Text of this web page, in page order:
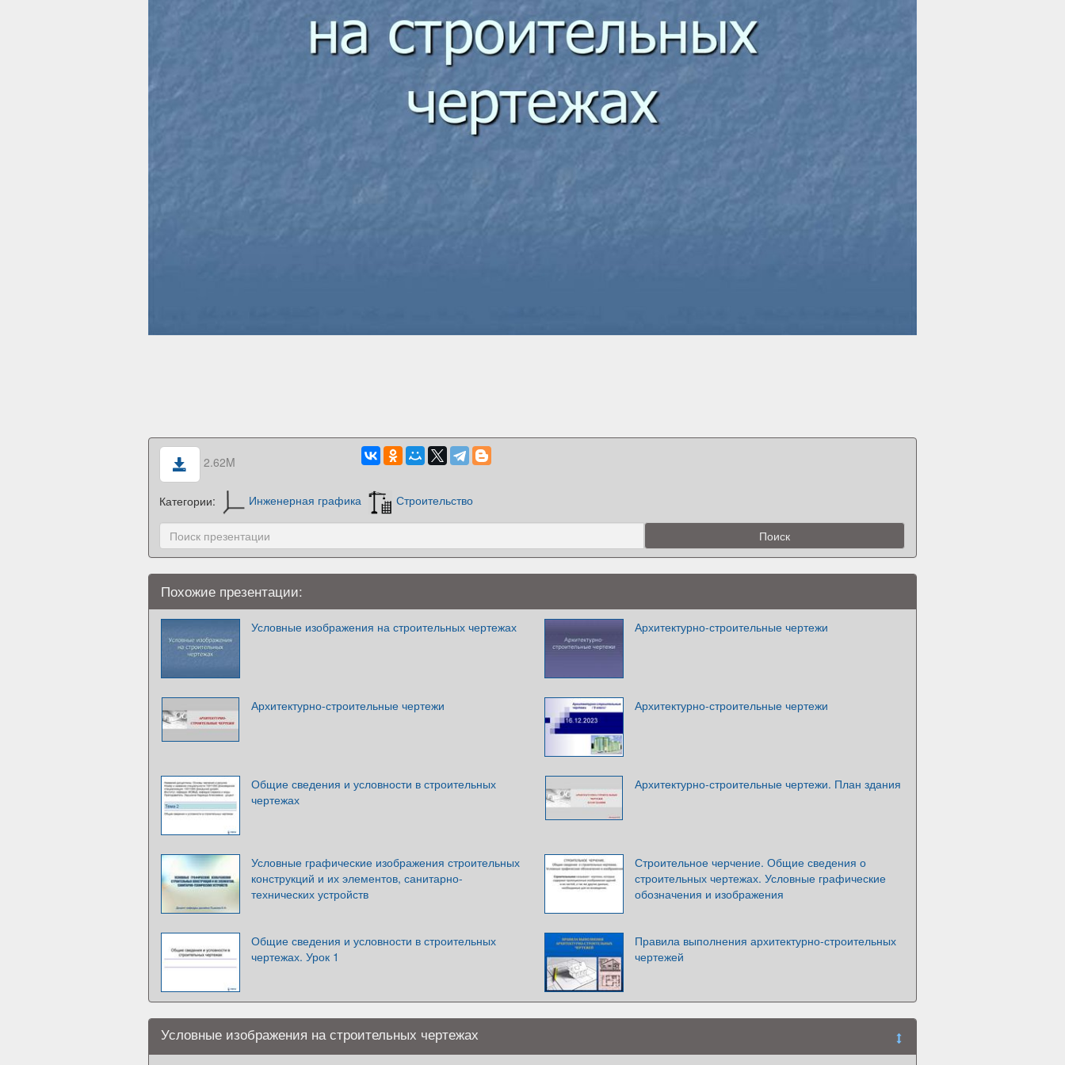
2.62M
Категории: Инженерная графика Строительство
Похожие презентации:
Условные изображения на строительных чертежах Архитектурно-строительные чертежи
Архитектурно-строительные чертежи Архитектурно-строительные чертежи
Общие сведения и условности в строительных
чертежах
Архитектурно-строительные чертежи. План здания
Условные графические изображения строительных
конструкций и их элементов, санитарно-
технических устройств
Строительное черчение. Общие сведения о
строительных чертежах. Условные графические
обозначения и изображения
Общие сведения и условности в строительных
чертежах. Урок 1
Правила выполнения архитектурно-строительных
чертежей
Условные изображения на строительных чертежах